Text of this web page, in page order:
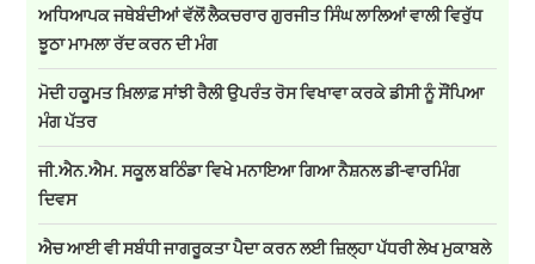
ਅਧਿਆਪਕ ਜਥੇਬੰਦੀਆਂ ਵੱਲੋਂ ਲੈਕਚਰਾਰ ਗੁਰਜੀਤ ਸਿੰਘ ਲਾਲਿਆਂ ਵਾਲੀ ਵਿਰੁੱਧ
ਝੂਠਾ ਮਾਮਲਾ ਰੱਦ ਕਰਨ ਦੀ ਮੰਗ
ਮੋਦੀ ਹਕੂਮਤ ਖ਼ਿਲਾਫ਼ ਸਾਂਝੀ ਰੈਲੀ ਉਪਰੰਤ ਰੋਸ ਵਿਖਾਵਾ ਕਰਕੇ ਡੀਸੀ ਨੂੰ ਸੌਂਪਿਆ
ਮੰਗ ਪੱਤਰ
ਜੀ.ਐਨ.ਐਮ. ਸਕੂਲ ਬਠਿੰਡਾ ਵਿਖੇ ਮਨਾਇਆ ਗਿਆ ਨੈਸ਼ਨਲ ਡੀ-ਵਾਰਮਿੰਗ
ਦਿਵਸ
ਐਚ ਆਈ ਵੀ ਸਬੰਧੀ ਜਾਗਰੂਕਤਾ ਪੈਦਾ ਕਰਨ ਲਈ ਜ਼ਿਲ੍ਹਾ ਪੱਧਰੀ ਲੇਖ ਮੁਕਾਬਲੇ